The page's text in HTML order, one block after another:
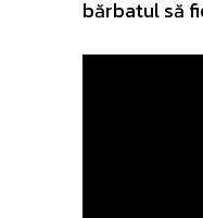
bărbatul să